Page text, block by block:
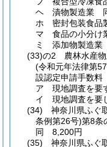
ヘ
漬物製造業
ホ
密封包装食
マ
食品の小分
ミ
添加物製造
(33)の2
農林水産
(令和元年法律第
設認定申請手数料
ア
現地調査を
イ
現地調査を
(34)
神奈川県ふぐ
条例第26号)第8条
同 8,200円
(35)
神奈川県ふぐ